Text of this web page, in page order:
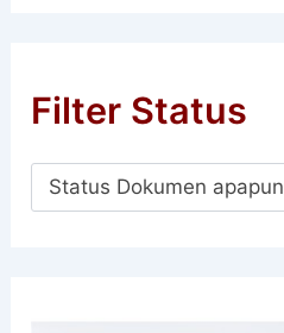
Filter Status
Status Dokumen apapun